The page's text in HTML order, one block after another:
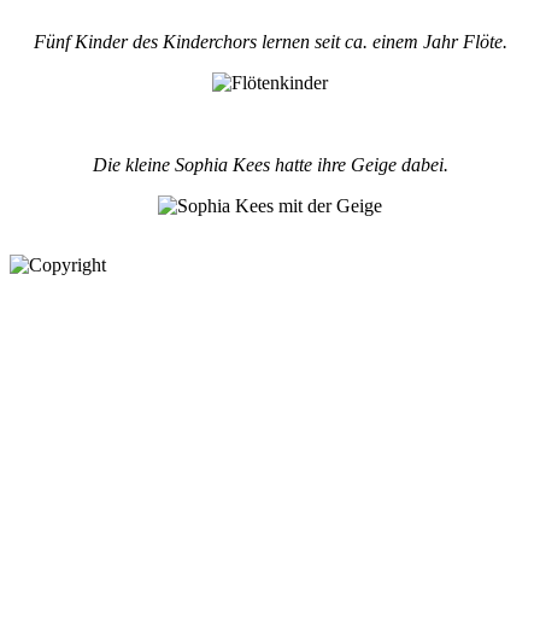
Fünf Kinder des Kinderchors lernen seit ca. einem Jahr Flöte.
Die kleine Sophia Kees hatte ihre Geige dabei.